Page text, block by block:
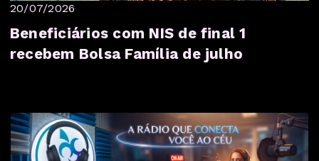
20/07/2026
Beneficiários com NIS de final 1
recebem Bolsa Família de julho